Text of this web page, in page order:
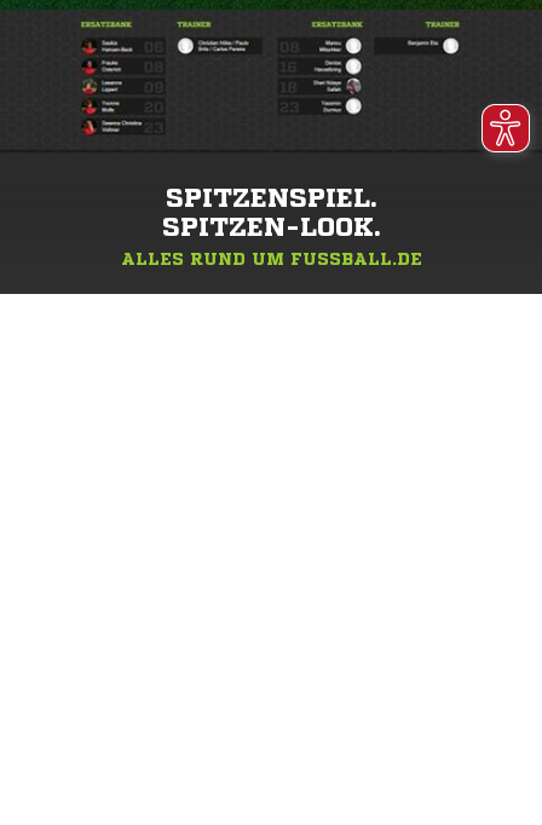
SPITZENSPIEL.
SPITZEN-LOOK.
ALLES RUND UM FUSSBALL.DE